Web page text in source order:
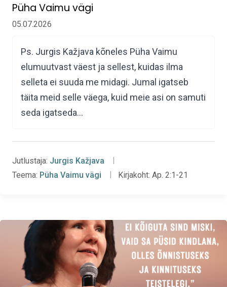
Püha Vaimu vägi
05.07.2026
Ps. Jurgis Kažjava kõneles Püha Vaimu
elumuutvast väest ja sellest, kuidas ilma
selleta ei suuda me midagi. Jumal igatseb
täita meid selle väega, kuid meie asi on samuti
seda igatseda…
Jutlustaja: Jurgis Kažjava
Teema: Püha Vaimu vägi Kirjakoht: Ap. 2:1-21